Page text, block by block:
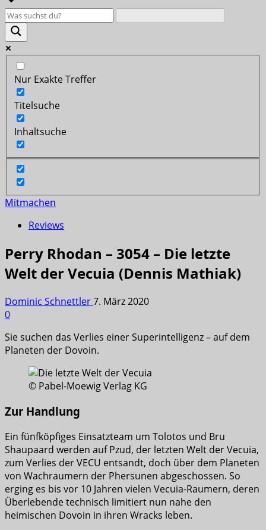
Nur Exakte Treffer
Titelsuche
Inhaltsuche
Mitmachen
Reviews
Perry Rhodan – 3054 – Die letzte
Welt der Vecuia (Dennis Mathiak)
Dominic Schnettler7. März 2020
0
Sie suchen das Verlies einer Superintelligenz – auf dem
Planeten der Dovoin.
© Pabel-Moewig Verlag KG
Zur Handlung
Ein fünfköpfiges Einsatzteam um Tolotos und Bru
Shaupaard werden auf Pzud, der letzten Welt der Vecuia,
zum Verlies der VECU entsandt, doch über dem Planeten
von Wachraumern der Phersunen abgeschossen. So
erging es bis vor 10 Jahren vielen Vecuia-Raumern, deren
Überlebende technisch limitiert nun nahe den
heimischen Dovoin in ihren Wracks leben.